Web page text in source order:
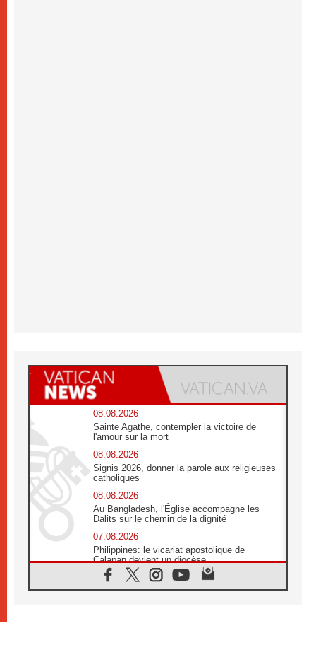
08.08.2026
Sainte Agathe, contempler la victoire de
l'amour sur la mort
08.08.2026
Signis 2026, donner la parole aux religieuses
catholiques
08.08.2026
Au Bangladesh, l'Église accompagne les
Dalits sur le chemin de la dignité
07.08.2026
Philippines: le vicariat apostolique de
Calapan devient un diocèse
07.08.2026
Congo-Brazzaville : le 15 août, entre